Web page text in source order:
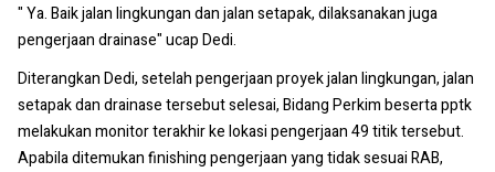
" Ya. Baik jalan lingkungan dan jalan setapak, dilaksanakan juga
pengerjaan drainase" ucap Dedi.
Diterangkan Dedi, setelah pengerjaan proyek jalan lingkungan, jalan
setapak dan drainase tersebut selesai, Bidang Perkim beserta pptk
melakukan monitor terakhir ke lokasi pengerjaan 49 titik tersebut.
Apabila ditemukan finishing pengerjaan yang tidak sesuai RAB,